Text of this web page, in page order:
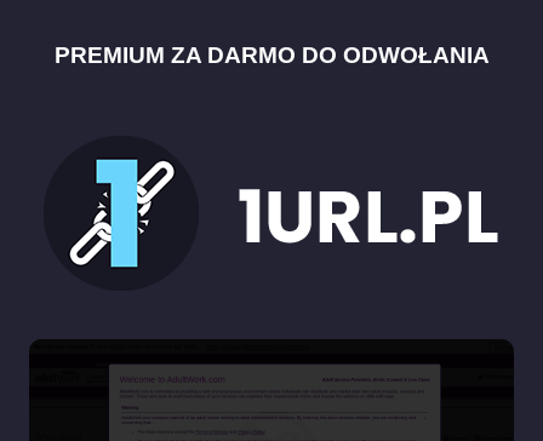
PREMIUM ZA DARMO DO ODWOŁANIA